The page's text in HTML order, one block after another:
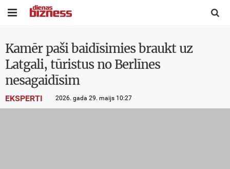
 
Kamēr paši baidīsimies braukt uz
Latgali, tūristus no Berlīnes
nesagaidīsim
EKSPERTI 2026. gada 29. maijs 10:27